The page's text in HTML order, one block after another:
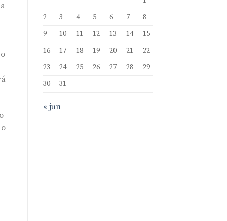
2
3 4 5 6 7
8
9
10 11 12 13 14
15
16
17 18 19 20 21
22
23
24 25 26 27 28
29
30
31
« jun